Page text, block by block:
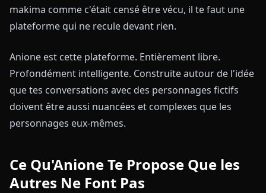
makima comme c'était censé être vécu, il te faut une
plateforme qui ne recule devant rien.
Anione est cette plateforme. Entièrement libre.
Profondément intelligente. Construite autour de l'idée
que tes conversations avec des personnages fictifs
doivent être aussi nuancées et complexes que les
personnages eux-mêmes.
Ce Qu'Anione Te Propose Que les
Autres Ne Font Pas